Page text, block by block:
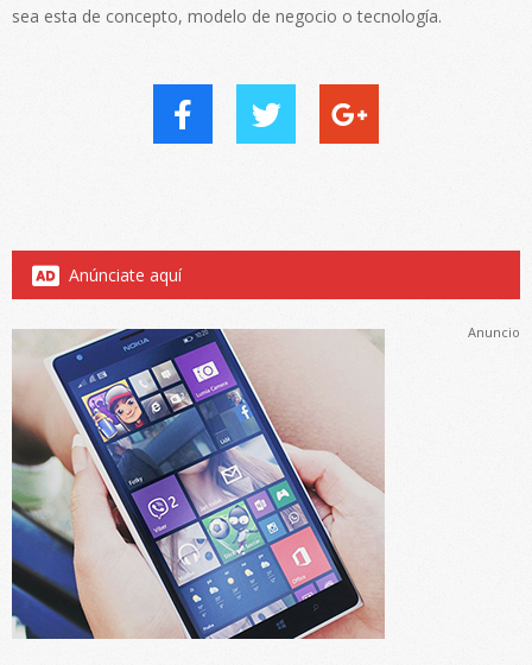
sea esta de concepto, modelo de negocio o tecnología.
Anúnciate aquí
Anuncio